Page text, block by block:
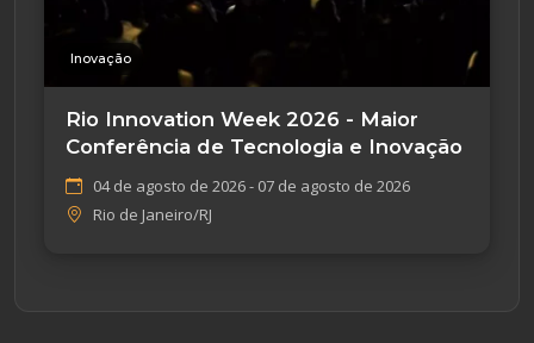
Inovação
Rio Innovation Week 2026 - Maior
Conferência de Tecnologia e Inovação
04 de agosto de 2026 - 07 de agosto de 2026
Rio de Janeiro/RJ